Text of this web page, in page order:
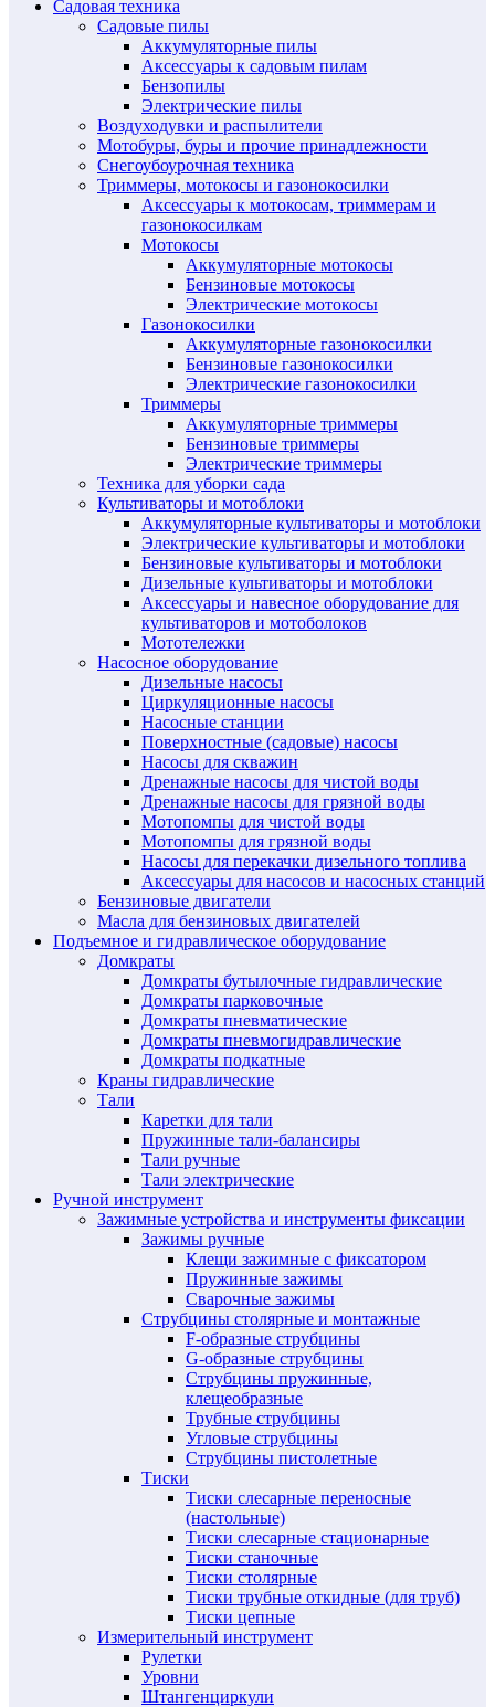
Садовая техника
Садовые пилы
Аккумуляторные пилы
Аксессуары к садовым пилам
Бензопилы
Электрические пилы
Воздуходувки и распылители
Мотобуры, буры и прочие принадлежности
Снегоубоурочная техника
Триммеры, мотокосы и газонокосилки
Аксессуары к мотокосам, триммерам и
газонокосилкам
Мотокосы
Аккумуляторные мотокосы
Бензиновые мотокосы
Электрические мотокосы
Газонокосилки
Аккумуляторные газонокосилки
Бензиновые газонокосилки
Электрические газонокосилки
Триммеры
Аккумуляторные триммеры
Бензиновые триммеры
Электрические триммеры
Техника для уборки сада
Культиваторы и мотоблоки
Аккумуляторные культиваторы и мотоблоки
Электрические культиваторы и мотоблоки
Бензиновые культиваторы и мотоблоки
Дизельные культиваторы и мотоблоки
Аксессуары и навесное оборудование для
культиваторов и мотоболоков
Мототележки
Насосное оборудование
Дизельные насосы
Циркуляционные насосы
Насосные станции
Поверхностные (садовые) насосы
Насосы для скважин
Дренажные насосы для чистой воды
Дренажные насосы для грязной воды
Мотопомпы для чистой воды
Мотопомпы для грязной воды
Насосы для перекачки дизельного топлива
Аксессуары для насосов и насосных станций
Бензиновые двигатели
Масла для бензиновых двигателей
Подъемное и гидравлическое оборудование
Домкраты
Домкраты бутылочные гидравлические
Домкраты парковочные
Домкраты пневматические
Домкраты пневмогидравлические
Домкраты подкатные
Краны гидравлические
Тали
Каретки для тали
Пружинные тали-балансиры
Тали ручные
Тали электрические
Ручной инструмент
Зажимные устройства и инструменты фиксации
Зажимы ручные
Клещи зажимные с фиксатором
Пружинные зажимы
Сварочные зажимы
Струбцины столярные и монтажные
F-образные струбцины
G-образные струбцины
Струбцины пружинные,
клещеобразные
Трубные струбцины
Угловые струбцины
Струбцины пистолетные
Тиски
Тиски слесарные переносные
(настольные)
Тиски слесарные стационарные
Тиски станочные
Тиски столярные
Тиски трубные откидные (для труб)
Тиски цепные
Измерительный инструмент
Рулетки
Уровни
Штангенциркули